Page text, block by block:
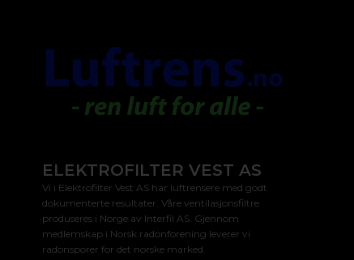
ELEKTROFILTER VEST AS
Vi i Elektrofilter Vest AS har luftrensere med godt
dokumenterte resultater. Våre ventilasjonsfiltre
produseres i Norge av Interfil AS. Gjennom
medlemskap i Norsk radonforening leverer vi
radonsporer for det norske marked.